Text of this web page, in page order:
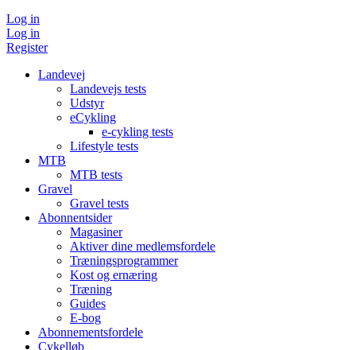
Log in
Log in
Register
Landevej
Landevejs tests
Udstyr
eCykling
e-cykling tests
Lifestyle tests
MTB
MTB tests
Gravel
Gravel tests
Abonnentsider
Magasiner
Aktiver dine medlemsfordele
Træningsprogrammer
Kost og ernæring
Træning
Guides
E-bog
Abonnementsfordele
Cykelløb